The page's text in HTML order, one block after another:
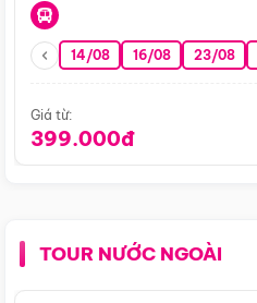
14/08 16/08 23/08
Giá từ:
399.000đ
TOUR NƯỚC NGOÀI